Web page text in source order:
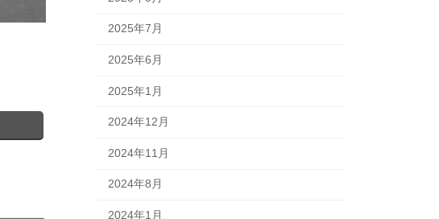
2025年7月
2025年6月
2025年1月
2024年12月
2024年11月
2024年8月
2024年1月